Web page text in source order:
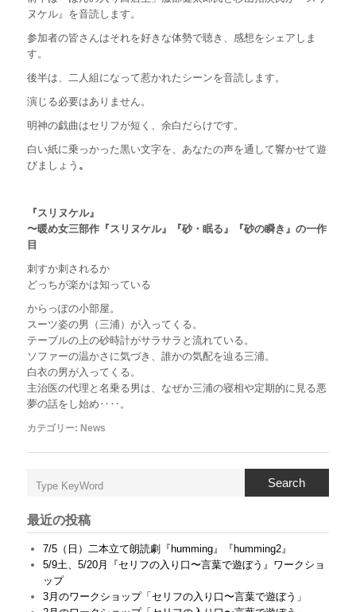
ヌケル』を音読します。
参加者の皆さんはそれを好きな体勢で聴き、感想をシェアしま
す。
後半は、二人組になって惹かれたシーンを音読します。
演じる必要はありません。
明神の戯曲はセリフが短く、余白だらけです。
白い紙に乗っかった黒い文字を、あなたの声を通して響かせて遊
びましょう 。
『スリヌケル』
〜暖め女三部作『スリヌケル』『砂・眠る』『砂の瞬き』の一作
目
刺すか刺されるか
どっちが楽かは知っている
からっぽの小部屋。
スーツ姿の男（三浦）が入ってくる。
テーブルの上の砂時計がサラサラと流れている。
ソファーの温かさに気づき、誰かの気配を辿る三浦。
白衣の男が入ってくる。
主治医の代理と名乗る男は、なぜか三浦の寝相や定期的に見る悪
夢の話をし始め‥‥。
カテゴリー: News
Search
最近の投稿
7/5（日）二本立て朗読劇『humming』『humming2』
5/9土、5/20月『セリフの入り口〜言葉で遊ぼう』ワークショ
ップ
3月のワークショップ「セリフの入り口〜言葉で遊ぼう」